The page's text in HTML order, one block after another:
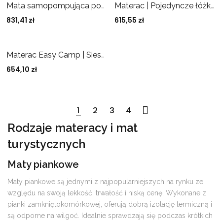
Mata samopompująca podwójna Dreamcatcher Outwell 75 mm
831,41 zł
Materac | Pojedyncze łóżko Outwell | Flow Airbed Single
615,55 zł
Materac Easy Camp | Siesta Mat Double 5.0 cm
654,10 zł
1 2 3 4
Rodzaje materacy i mat
turystycznych
Maty piankowe
Maty piankowe są jednymi z najpopularniejszych na rynku ze
względu na swoją lekkość, trwałość i niską cenę. Wykonane z
pianki zamkniętokomórkowej, oferują dobrą izolację termiczną i
są odporne na wilgoć. Idealnie sprawdzają się podczas krótkich